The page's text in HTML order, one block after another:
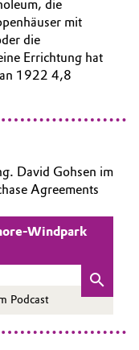
die
mit
die
Errichtung hat
1922 4,8
David Gohsen im
Agreements
Windpark
Podcast